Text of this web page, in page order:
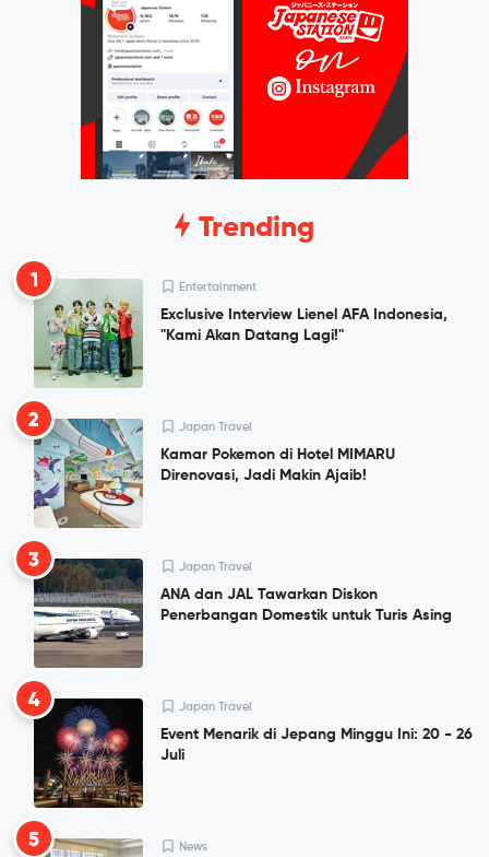
Trending
1 Entertainment
Exclusive Interview Lienel AFA Indonesia,
"Kami Akan Datang Lagi!"
2 Japan Travel
Kamar Pokemon di Hotel MIMARU
Direnovasi, Jadi Makin Ajaib!
3 Japan Travel
ANA dan JAL Tawarkan Diskon
Penerbangan Domestik untuk Turis Asing
4 Japan Travel
Event Menarik di Jepang Minggu Ini: 20 - 26
Juli
5 News